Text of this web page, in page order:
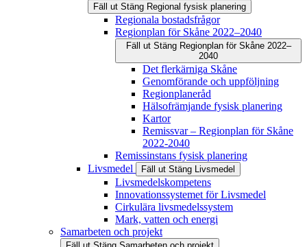
Fäll ut Stäng Regional fysisk planering
Regionala bostadsfrågor
Regionplan för Skåne 2022–2040
Fäll ut Stäng Regionplan för Skåne 2022–
2040
Det flerkärniga Skåne
Genomförande och uppföljning
Regionplaneråd
Hälsofrämjande fysisk planering
Kartor
Remissvar – Regionplan för Skåne
2022-2040
Remissinstans fysisk planering
Livsmedel
Fäll ut Stäng Livsmedel
Livsmedelskompetens
Innovationssystemet för Livsmedel
Cirkulära livsmedelssystem
Mark, vatten och energi
Samarbeten och projekt